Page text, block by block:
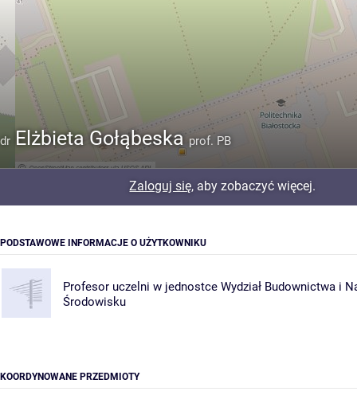
ARCHIWUM PRAC DYPLOMOWYCH
dr Elżbieta Gołąbeska prof. PB
Zaloguj się, aby zobaczyć więcej.
PODSTAWOWE INFORMACJE O UŻYTKOWNIKU
Profesor uczelni w jednostce Wydział Budownictwa i
Środowisku
KOORDYNOWANE PRZEDMIOTY